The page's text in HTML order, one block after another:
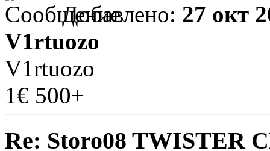
Добавлено: 27 окт
V1rtuozo
V1rtuozo
1€ 500+
Re: Storo08 TWISTER